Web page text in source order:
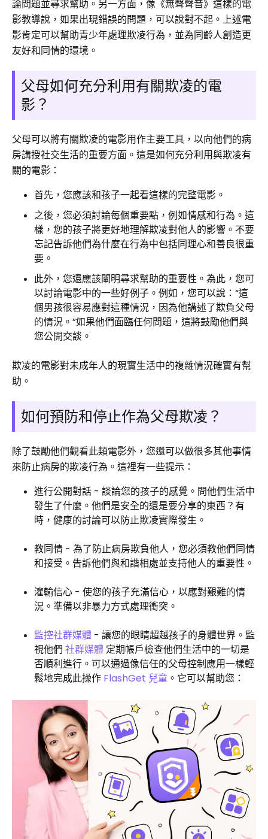
論問題並尋求幫助。另一方面，像《無聲聲音》這樣的電
影教導說，如果出現錯誤的問題，可以說對不起。上述電
影肯定可以幫助青少年處理欺凌行為，並為同齡人創造更
友好和同情的環境。
父母如何充分利用有關欺凌的電
影？
父母可以將有關欺凌的電影用作主要工具，以向他們的病
房講授社交生活的重要方面。這是如何充分利用與欺凌有
關的電影：
首先，您應該和孩子一起看這樣的完整電影。
之後，您必須討論每個重要點，例如情感和行為。這
樣，您的孩子將更好地理解欺凌對他人的影響。不要
忘記告訴他們為什麼在行為中包括同理心和善良很重
要。
此外，您還應該闡明尋求幫助的重要性。為此，您可
以討論電影中的一些好例子。例如，您可以說：“這
個男孩很容易應對這種情況，因為他講述了欺負父母
的情況。”如果他們面臨任何問題，這將鼓勵他們與
您公開交談。
欺凌的電影對未成年人的現實生活中的複雜情況確實有幫
助。
如何預防和停止作為父母欺凌？
除了鼓勵他們觀看此類電影外，您還可以做很多其他事情
來防止病房的欺凌行為。這裡有一些提示：
進行公開對話 - 談論您的孩子的感覺。問他們生活中
發生了什麼。他們是安全的還是要分享的東西？有
時，健康的討論可以防止欺凌實際發生。
教同情 - 為了防止病房欺負他人，您必須教他們同情
和接受。告訴他們與和諧相處並支持他人的重要性。
灌輸信心 - 使您的孩子充滿信心，以應對艱難的情
況。準備以非暴力方式處理衝突。
監控社群媒體 - 讓您的眼睛超越孩子的身體世界。監
視他們 社群媒體定期帳戶檢查他們生活中的一切是
否順利進行。可以通過像信任的父母控制應用一樣輕
鬆地完成此操作 FlashGet 兒童 。它可以幫助您：